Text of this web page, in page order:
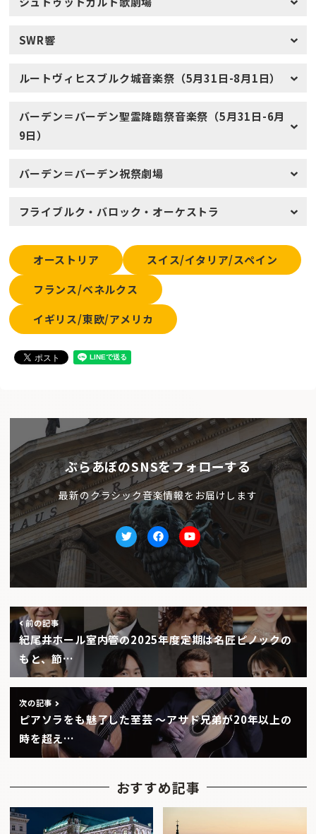
SWR響
ルートヴィヒスブルク城音楽祭（5月31日-8月1日）
バーデン＝バーデン聖霊降臨祭音楽祭（5月31日-6月
9日）
バーデン＝バーデン祝祭劇場
フライブルク・バロック・オーケストラ
オーストリア
スイス/イタリア/スペイン
フランス/ベネルクス
イギリス/東欧/アメリカ
ぶらあぼのSNSをフォローする
最新のクラシック音楽情報をお届けします
TwitterfacebookYoutube
前の記事
紀尾井ホール室内管の2025年度定期は名匠ピノックの
もと、節…
次の記事
ピアソラをも魅了した至芸 〜アサド兄弟が20年以上の
時を超え…
おすすめ記事